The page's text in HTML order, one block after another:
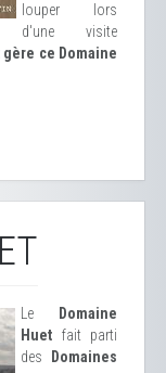
louper lors
d'une visite
ce Domaine
Le
Domaine
Huet fait parti
des
Domaines